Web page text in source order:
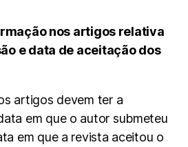
nos artigos relativa
e data de aceitação dos
artigos devem ter a
em que o autor submeteu
em que a revista aceitou o